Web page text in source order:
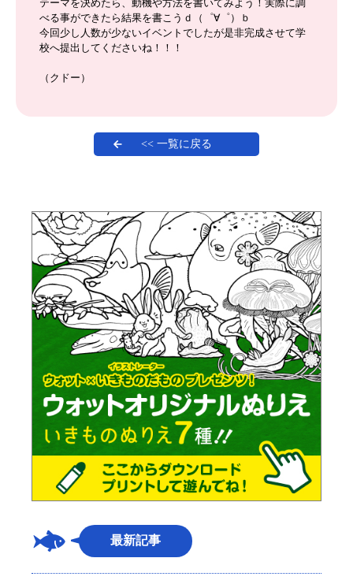
テーマを決めたら、動機や方法を書いてみよう！実際に調
べる事ができたら結果を書こうｄ（゜∀゜）ｂ
今回少し人数が少ないイベントでしたが是非完成させて学
校へ提出してくださいね！！！
（クドー）
<< 一覧に戻る
最新記事